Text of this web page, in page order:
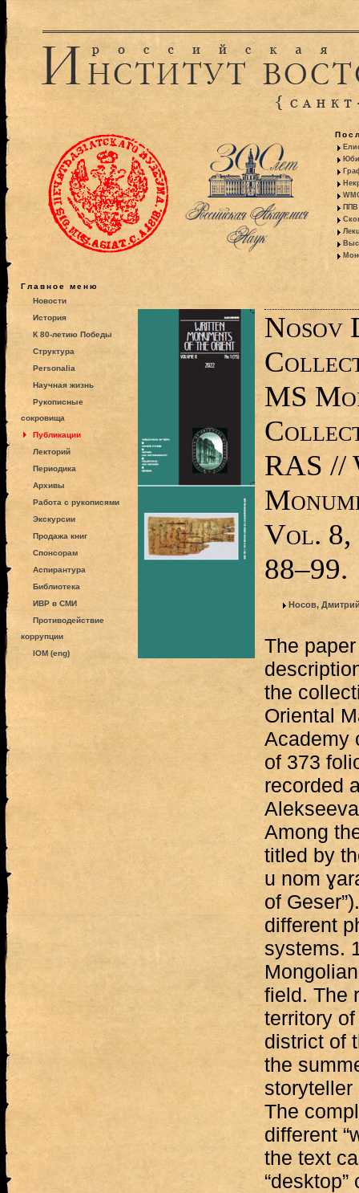
ППВ
Главное меню
Новости
История
К 80-летию Победы
Структура
Personalia
Научная жизнь
Рукописные
сокровища
Публикации
Лекторий
Периодика
Архивы
Работа с рукописями
Экскурсии
Продажа книг
Спонсорам
Аспирантура
Библиотека
ИВР в СМИ
Противодействие
коррупции
IOM (eng)
Nosov
MS
RAS
Vol. 8,
88–99.
Носов,
The
the
Oriental
Academy
of 373
recorded
Among
titled by
u nom
of
different
systems.
field. The
territory
district of
the
storyteller
The
different
the text